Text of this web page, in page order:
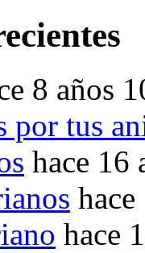
8 años
por tus
hace 16
hace